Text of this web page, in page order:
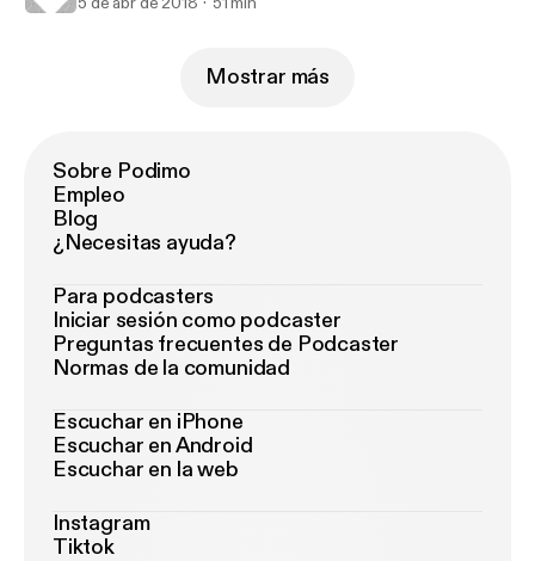
Mostrar más
Sobre Podimo
Empleo
Blog
¿Necesitas ayuda?
Para podcasters
Iniciar sesión como podcaster
Preguntas frecuentes de Podcaster
Normas de la comunidad
Escuchar en iPhone
Escuchar en Android
Escuchar en la web
Instagram
Tiktok